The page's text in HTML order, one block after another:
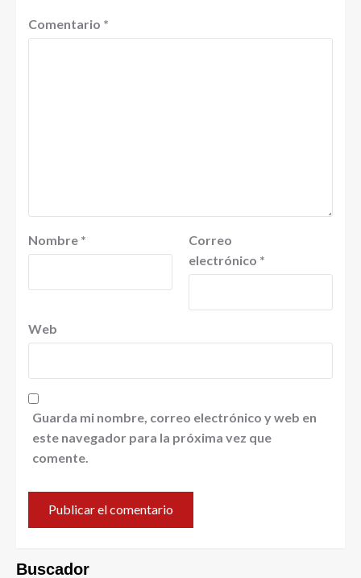
Comentario *
Nombre *
Correo
electrónico *
Web
Guarda mi nombre, correo electrónico y web en
este navegador para la próxima vez que
comente.
Buscador